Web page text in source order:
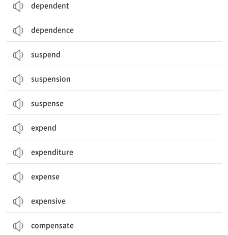
dependent
dependence
suspend
suspension
suspense
expend
expenditure
expense
expensive
compensate